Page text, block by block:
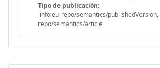
Tipo de publicación:
info:eu-repo/semantics/
repo/semantics/article